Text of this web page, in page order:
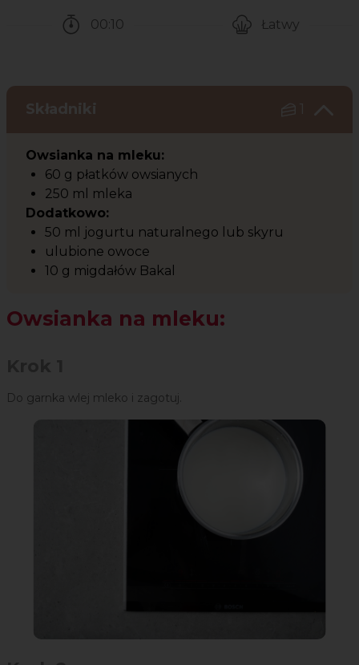
00:10
Łatwy
Składniki 1
Owsianka na mleku:
60 g płatków owsianych
250 ml mleka
Dodatkowo:
50 ml jogurtu naturalnego lub skyru
ulubione owoce
10 g migdałów Bakal
Owsianka na mleku:
Do garnka wlej mleko i zagotuj.